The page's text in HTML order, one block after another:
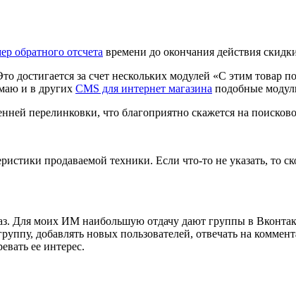
обратного отсчета времени до окончания действия
достигается за счет нескольких модулей «С этим
и в других CMS для интернет магазина подобные
перелинковки, что благоприятно скажется на
продаваемой техники. Если что-то не указать, то
Для моих ИМ наибольшую отдачу дают группы в
добавлять новых пользователей, отвечать на
ее интерес.